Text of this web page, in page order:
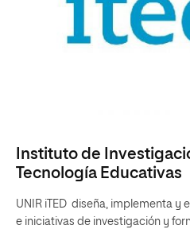
Instituto de
Tecnología Educativas
UNIR iTED diseña, implementa y
e iniciativas de investigación y